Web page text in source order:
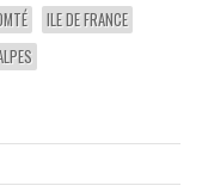
ILE DE FRANCE